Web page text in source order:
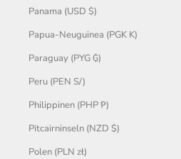
Panama (USD $)
Papua-Neuguinea (PGK K)
Paraguay (PYG ₲)
Peru (PEN S/)
Philippinen (PHP ₱)
Pitcairninseln (NZD $)
Polen (PLN zł)